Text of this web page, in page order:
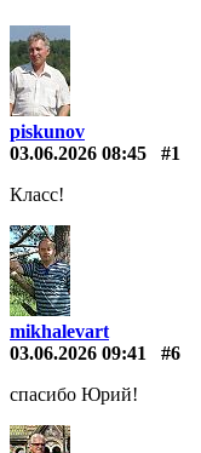
piskunov
03.06.2026 08:45
#1
Класс!
mikhalevart
03.06.2026 09:41
#6
спасибо Юрий!